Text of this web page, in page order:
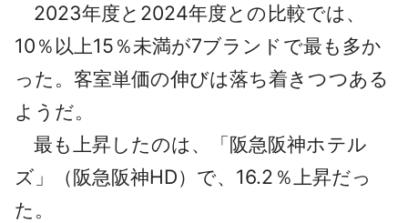
2023年度と2024年度との比較では、
10％以上15％未満が7ブランドで最も多か
った。客室単価の伸びは落ち着きつつある
ようだ。
最も上昇したのは、「阪急阪神ホテル
ズ」（阪急阪神HD）で、16.2％上昇だっ
た。